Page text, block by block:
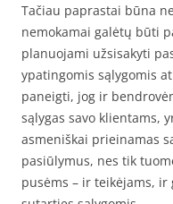
Tačiau paprastai būna
nemokamai galėtų būti
planuojami užsisakyti
ypatingomis sąlygomis
paneigti, jog ir
sąlygas savo klientams,
asmeniškai prieinamas
pasiūlymus, nes tik
pusėms – ir teikėjams,